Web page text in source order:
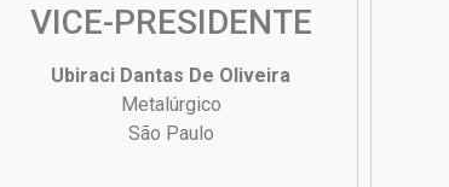
VICE-PRESIDENTE
Ubiraci Dantas De Oliveira
Metalúrgico
São Paulo